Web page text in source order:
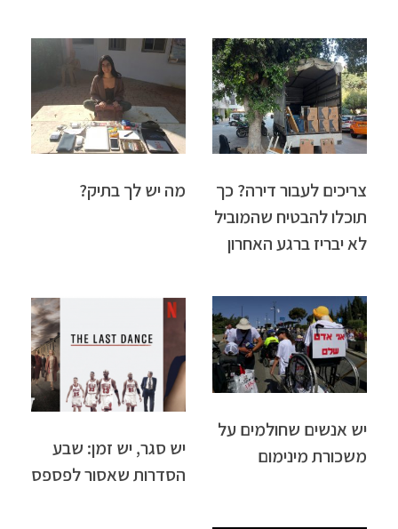
צריכים לעבור דירה? כך
תוכלו להבטיח שהמוביל
לא יבריז ברגע האחרון
מה יש לך בתיק?
יש אנשים שחולמים על
משכורת מינימום
יש סגר, יש זמן: שבע
הסדרות שאסור לפספס